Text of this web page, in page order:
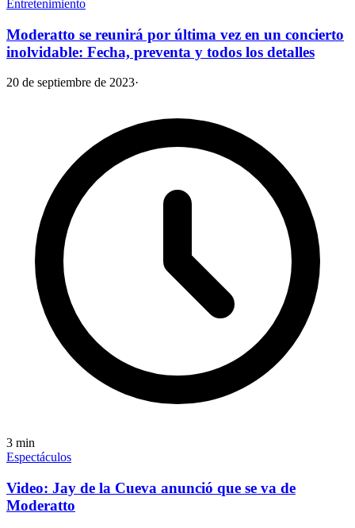
Entretenimiento
Moderatto se reunirá por última vez en un concierto
inolvidable: Fecha, preventa y todos los detalles
20 de septiembre de 2023·
3 min
Espectáculos
Video: Jay de la Cueva anunció que se va de
Moderatto